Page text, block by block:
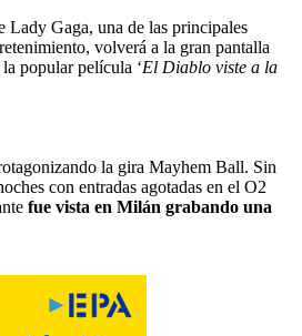
Lady Gaga, una de las principales
volverá a la gran pantalla
popular película ‘El Diablo viste a la
la gira Mayhem Ball. Sin
con entradas agotadas en el O2
fue vista en Milán grabando una